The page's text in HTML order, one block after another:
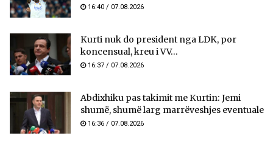
16:40 / 07.08.2026
Kurti nuk do president nga LDK, por
koncensual, kreu i VV...
16:37 / 07.08.2026
Abdixhiku pas takimit me Kurtin: Jemi
shumë, shumë larg marrëveshjes eventuale
16:36 / 07.08.2026